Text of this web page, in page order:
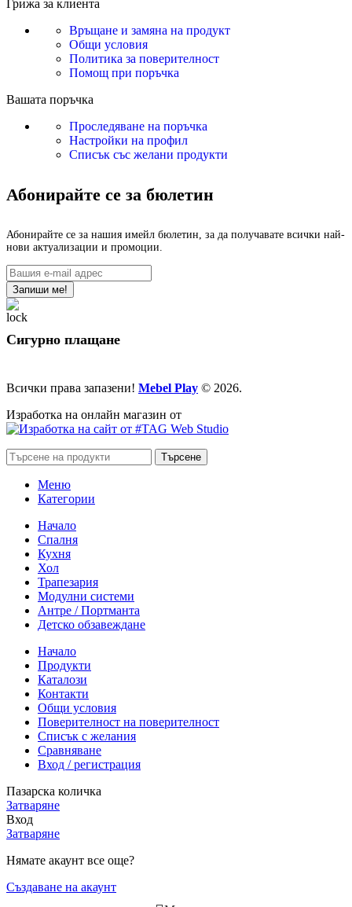
Грижа за клиента
Връщане и замяна на продукт
Общи условия
Политика за поверителност
Помощ при поръчка
Вашата поръчка
Проследяване на поръчка
Настройки на профил
Списък със желани продукти
Абонирайте се за бюлетин
Абонирайте се за нашия имейл бюлетин, за да получавате всички най-
нови актуализации и промоции.
Сигурно плащане
Всички права запазени! Mebel Play © 2026.
Изработка на онлайн магазин от
Търсене
Меню
Категории
Начало
Спалня
Кухня
Хол
Трапезария
Модулни системи
Антре / Портманта
Детско обзавеждане
Начало
Продукти
Каталози
Контакти
Общи условия
Поверителност на поверителност
Списък с желания
Сравняване
Вход / регистрация
Пазарска количка
Затваряне
Вход
Затваряне
Нямате акаунт все още?
Създаване на акаунт